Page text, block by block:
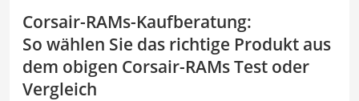
Corsair-RAMs-Kaufberatung:
So wählen Sie das richtige Produkt aus
dem obigen Corsair-RAMs Test oder
Vergleich